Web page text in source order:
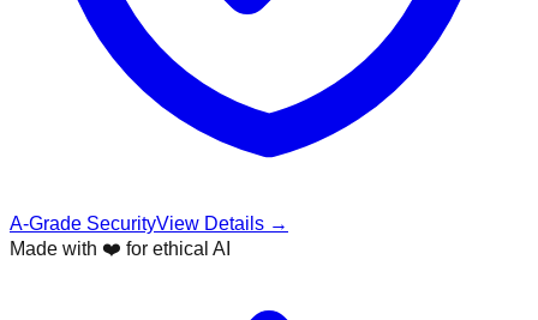
A-Grade SecurityView Details →
Made with ❤️ for ethical AI